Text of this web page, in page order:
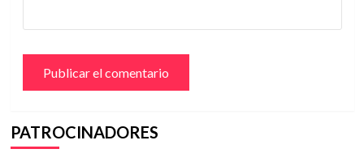
PATROCINADORES